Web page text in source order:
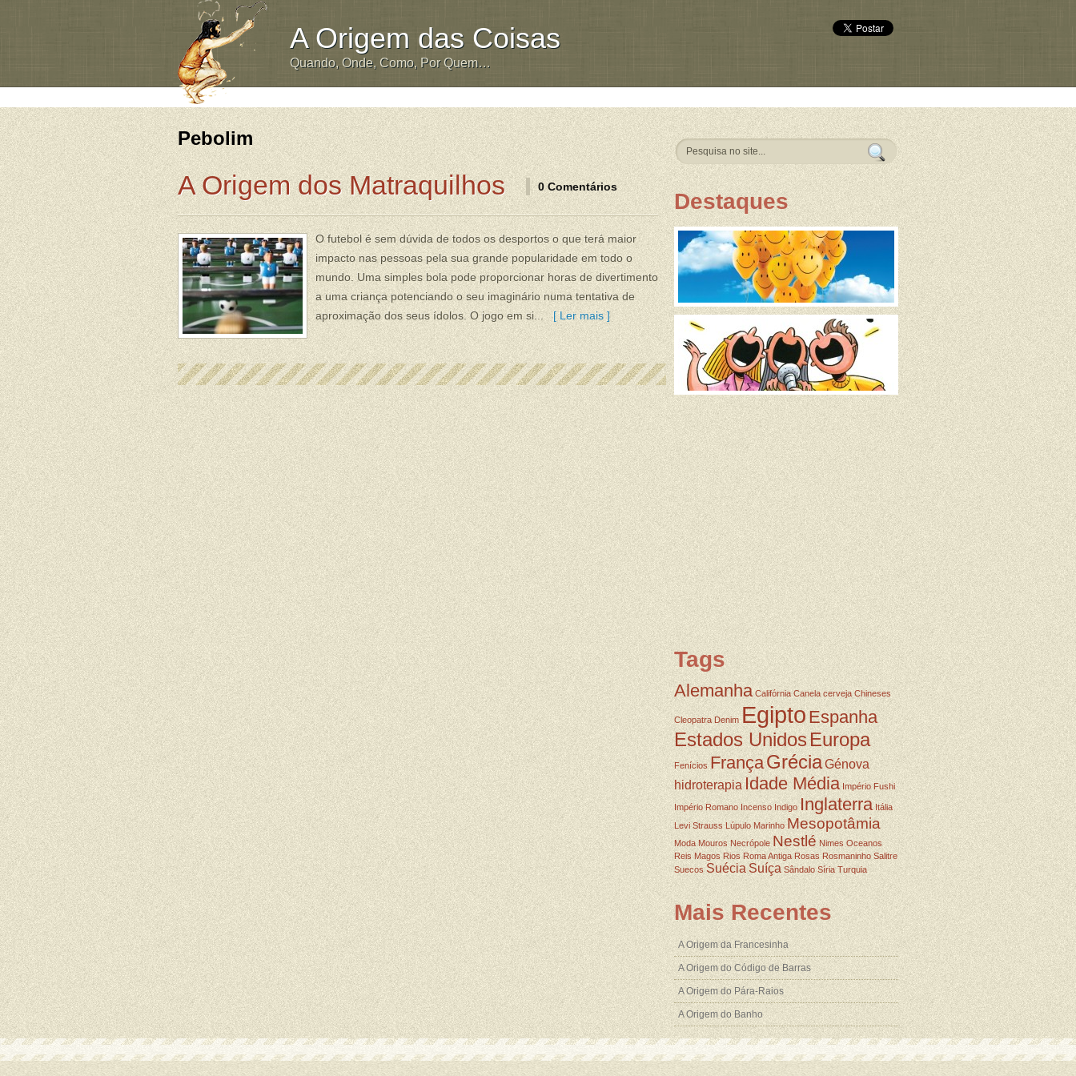
A Origem das Coisas
Quando, Onde, Como, Por Quem…
Pebolim
A Origem dos Matraquilhos 0 Comentários
O futebol é sem dúvida de todos os desportos o que terá maior
impacto nas pessoas pela sua grande popularidade em todo o
mundo. Uma simples bola pode proporcionar horas de divertimento
a uma criança potenciando o seu imaginário numa tentativa de
aproximação dos seus ídolos. O jogo em si...[ Ler mais ]
Destaques
Tags
Alemanha Califórnia Canela cerveja Chineses
Cleopatra Denim EgiptoEspanha
Estados UnidosEuropa
Fenícios FrançaGréciaGénova
hidroterapiaIdade Média Império Fushi
Império Romano Incenso Indigo Inglaterra Itália
Levi Strauss Lúpulo Marinho Mesopotâmia
Moda Mouros Necrópole Nestlé Nimes Oceanos
Reis Magos Rios Roma Antiga Rosas Rosmaninho Salitre
Suecos Suécia Suíça Sândalo Síria Turquia
Mais Recentes
A Origem da Francesinha
A Origem do Código de Barras
A Origem do Pára-Raios
A Origem do Banho